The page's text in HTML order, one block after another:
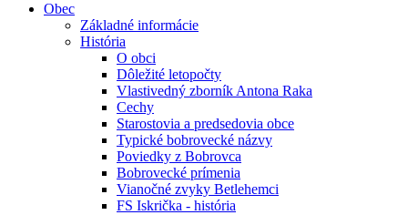
Obec
Základné informácie
História
O obci
Dôležité letopočty
Vlastivedný zborník Antona Raka
Cechy
Starostovia a predsedovia obce
Typické bobrovecké názvy
Poviedky z Bobrovca
Bobrovecké prímenia
Vianočné zvyky Betlehemci
FS Iskrička - história